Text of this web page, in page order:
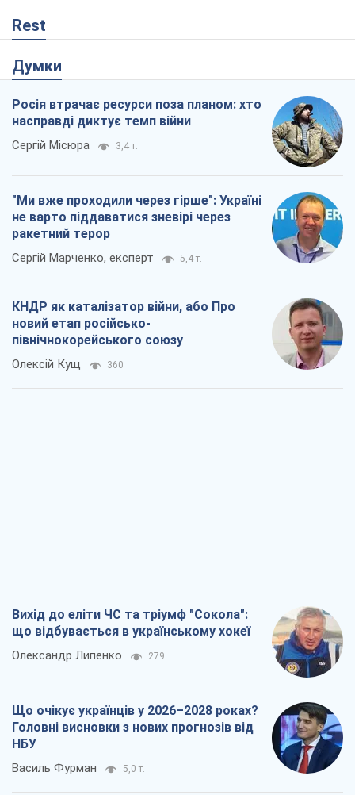
Rest
Думки
Росія втрачає ресурси поза планом: хто
насправді диктує темп війни
Сергій Місюра 3,4 т.
"Ми вже проходили через гірше": Україні
не варто піддаватися зневірі через
ракетний терор
Сергій Марченко, експерт 5,4 т.
КНДР як каталізатор війни, або Про
новий етап російсько-
північнокорейського союзу
Олексій Кущ 360
Вихід до еліти ЧС та тріумф "Сокола":
що відбувається в українському хокеї
Олександр Липенко 279
Що очікує українців у 2026–2028 роках?
Головні висновки з нових прогнозів від
НБУ
Василь Фурман 5,0 т.